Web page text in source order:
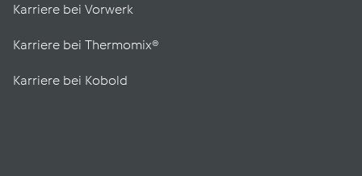
Karriere bei Vorwerk
Karriere bei Thermomix®
Karriere bei Kobold